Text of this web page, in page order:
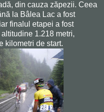
din cauza zăpezii. Ceea
la Bâlea Lac a fost
finalul etapei a fost
1.218 metri,
kilometri de start.